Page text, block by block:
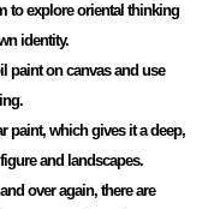
to explore oriental thinking
identity.
paint on canvas and use
paint, which gives it a deep,
and landscapes.
over again, there are